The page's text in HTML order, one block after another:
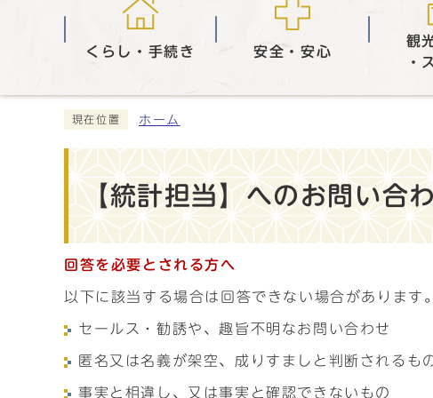
くらし・手続き 安全・安心
観
・
現在位置 ホーム
【統計担当】へのお問い合
回答を必要とされる方へ
以下に該当する場合は回答できない場合があります。
セールス・勧誘や、趣旨不明なお問い合わせ
匿名又は名義が架空、成りすましと判断されるも
事実と相違し、又は事実と確認できないもの